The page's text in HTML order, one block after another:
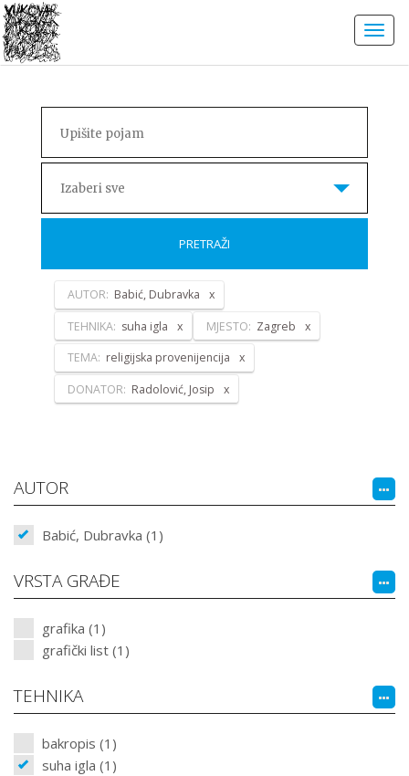
Izaberi sve
PRETRAŽI
AUTOR: Babić, Dubravka
TEHNIKA: suha igla MJESTO: Zagreb
TEMA: religijska provenijencija
DONATOR: Radolović, Josip
AUTOR
Babić, Dubravka (1)
VRSTA GRAĐE
grafika (1)
grafički list (1)
TEHNIKA
bakropis (1)
suha igla (1)